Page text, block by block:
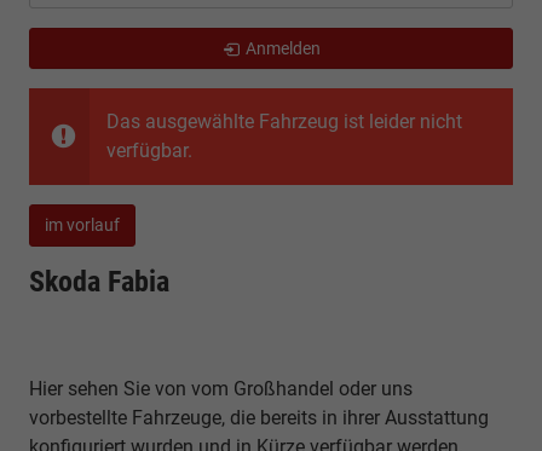
Das ausgewählte Fahrzeug ist leider nicht
verfügbar.
im vorlauf
Skoda Fabia
Hier sehen Sie von vom Großhandel oder uns
vorbestellte Fahrzeuge, die bereits in ihrer Ausstattung
Anmelden